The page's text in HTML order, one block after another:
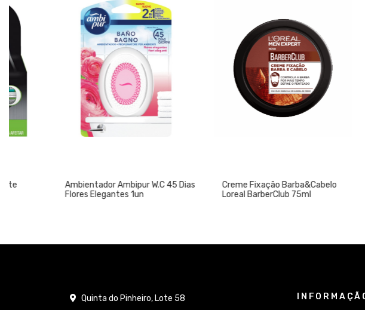
Ambientador Ambipur W.C 45 Dias
Flores Elegantes 1un
Creme Fixação Barba&Cabelo
Loreal BarberClub 75ml
Quinta do Pinheiro, Lote 58